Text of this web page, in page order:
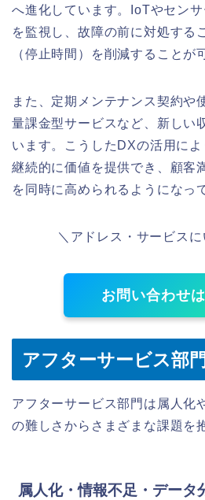
へ進化しています。IoTやセン
を監視し、故障の前に対処する
（停止時間）を削減することが
また、定期メンテナンス契約や
量課金型サービスなど、新しい
います。こうしたDXの活用に
継続的に価値を提供でき、顧客
を同時に高められるようになっ
＼アドレス・サービス
お問い合わせ
アフターサービス部
アフターサービス部門は属人化
の難しさからさまざまな課題を
属人化・情報不足・データ